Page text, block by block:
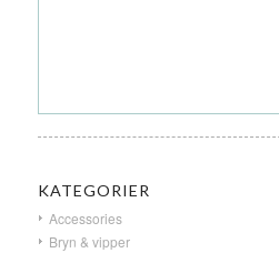
KATEGORIER
Accessories
Bryn & vipper